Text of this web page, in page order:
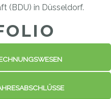
(BDU) in Düsseldorf.